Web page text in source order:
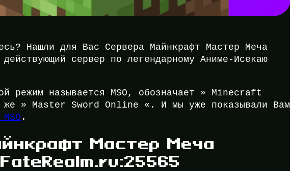
Нашли для Вас Сервера Майнкрафт Мастер Меча
сервер по легендарному Аниме-Исекаю
режим называется MSO, обозначает » Minecraft
» Master Sword Online «. И мы уже показывали Вам
.
Мастер Меча